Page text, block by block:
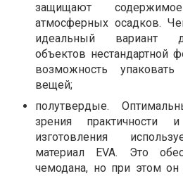
защищают
атмосферных осадков.
идеальный вариант
объектов
возможность
вещей;
полутвердые.
зрения
изготовления
материал EVA. Это
чемодана, но при этом он